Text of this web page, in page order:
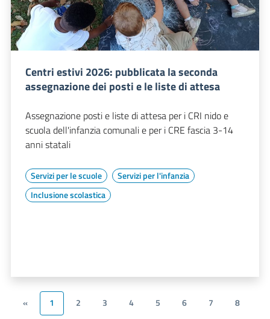
Centri estivi 2026: pubblicata la seconda
assegnazione dei posti e le liste di attesa
Assegnazione posti e liste di attesa per i CRI nido e
scuola dell'infanzia comunali e per i CRE fascia 3-14
anni statali
Servizi per le scuole
Servizi per l'infanzia
Inclusione scolastica
« 1 2 3 4 5 6 7
8